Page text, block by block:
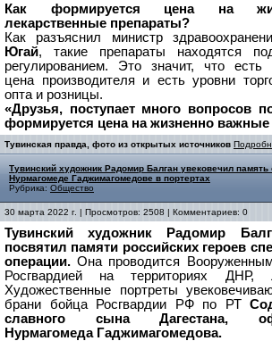
Как формируется цена на
лекарственные препараты?
Как разъяснил министр
Югай, такие препараты находятся
регулированием. Это значит, что есть
цена производителя и есть уровни
опта и розницы.
«Друзья, поступает много вопросов
формируется цена на жизненно
Тувинская правда, фото из открытых источников
Тувинский художник Радомир Балган увековечил
Нурмагомеде Гаджимагомедове в портертах
Рубрика: Общество
30 марта 2022 г. | Просмотров: 2508 | Комментариев: 0
Тувинский художник Радомир
посвятил памяти российских героев
операции.Она проводится
Росгвардией на территориях
Художественные портреты
брани бойца Росгвардии РФ по РТ
славного сына Дагестана,
Нурмагомеда Гаджимагомедова.